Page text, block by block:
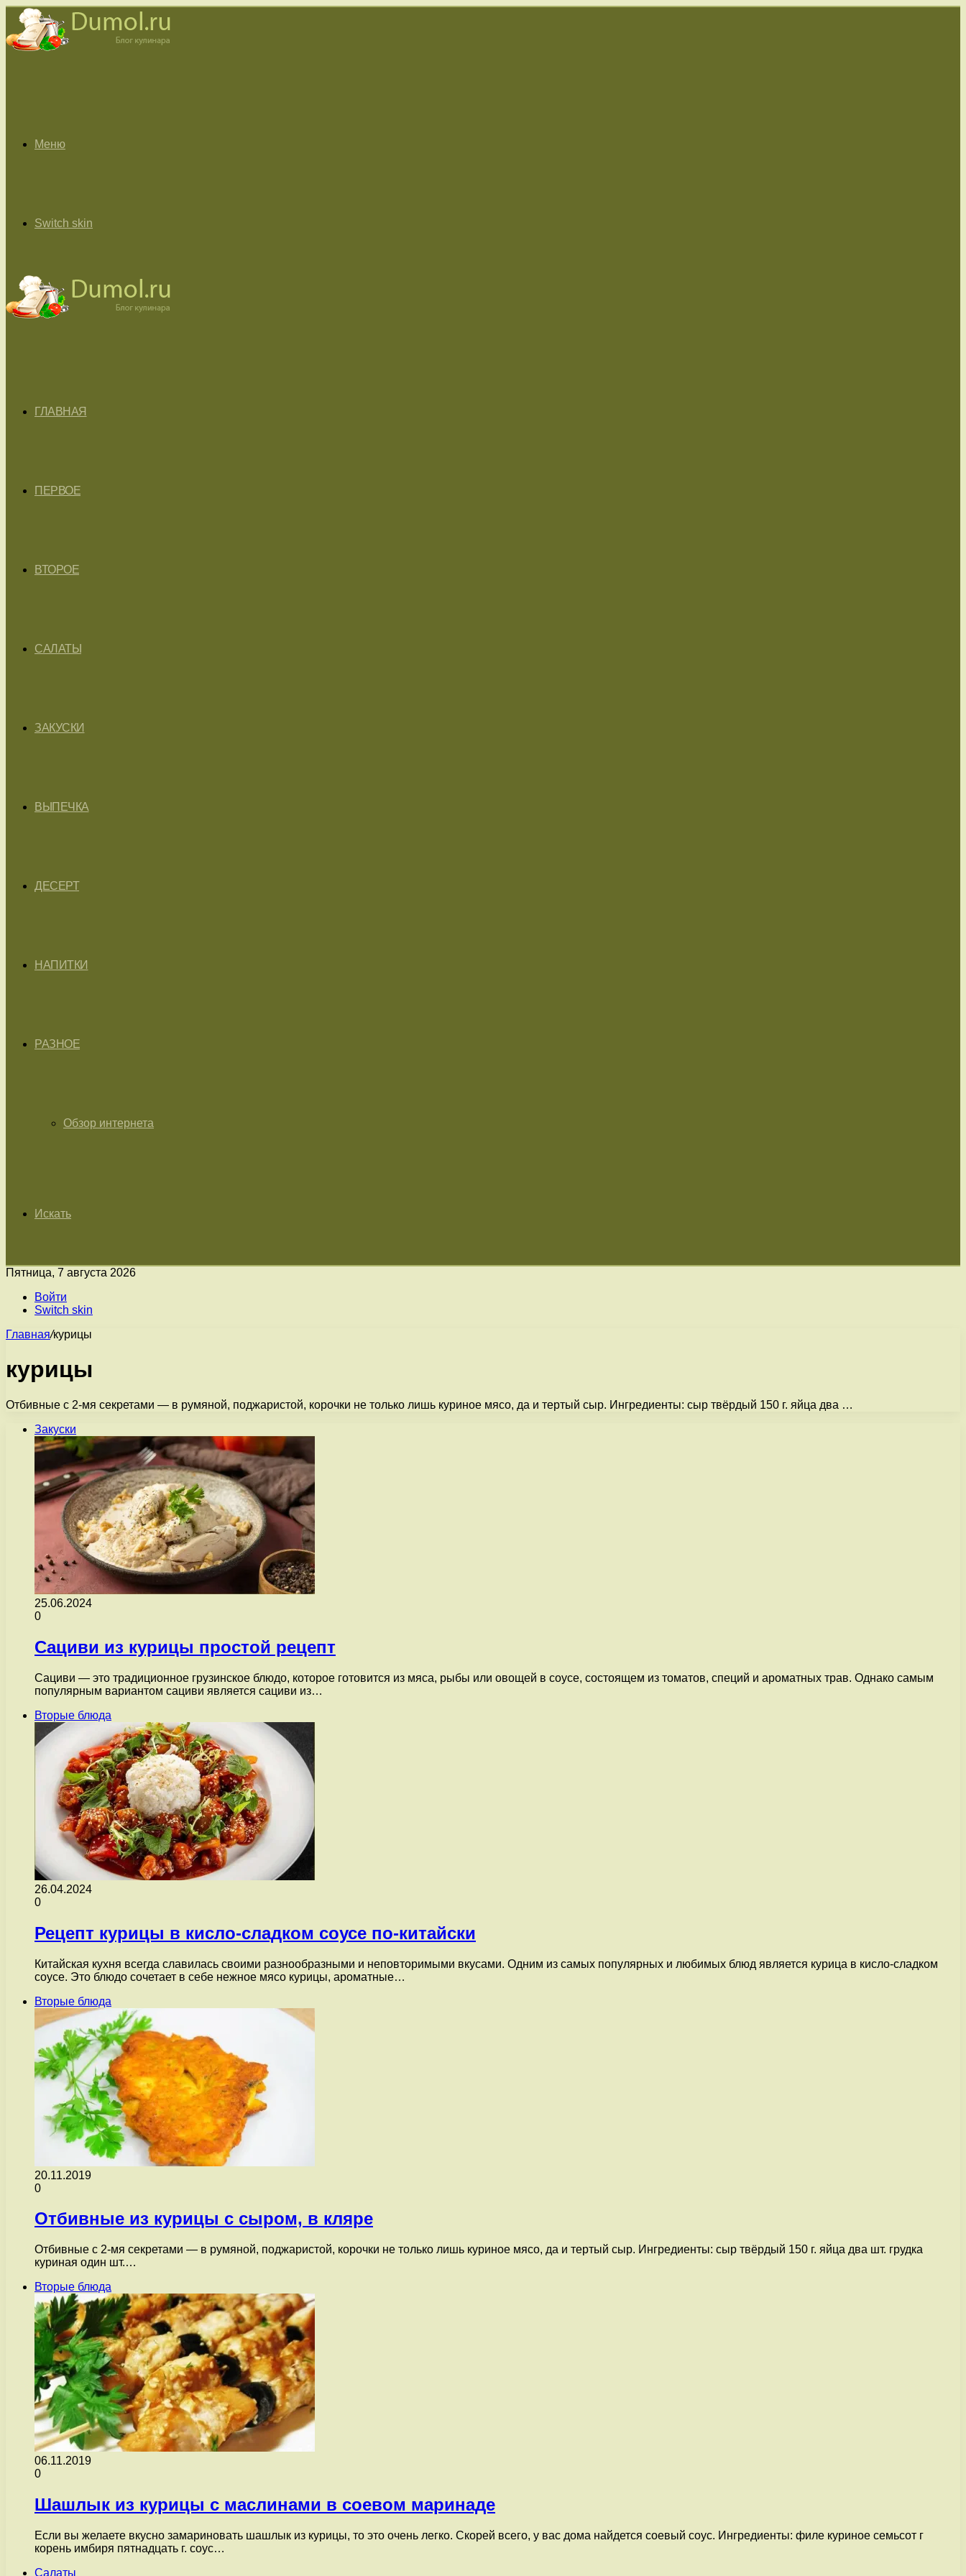
Меню
Switch skin
ГЛАВНАЯ
ПЕРВОЕ
ВТОРОЕ
САЛАТЫ
ЗАКУСКИ
ВЫПЕЧКА
ДЕСЕРТ
НАПИТКИ
РАЗНОЕ
Обзор интернета
Искать
Пятница, 7 августа 2026
Войти
Switch skin
Главная/курицы
курицы
Отбивные с 2-мя секретами — в румяной, поджаристой, корочки не только лишь куриное мясо, да и тертый сыр. Ингредиенты: сыр твёрдый 150 г. яйца два …
Закуски
25.06.2024
0
Сациви из курицы простой рецепт
Сациви — это традиционное грузинское блюдо, которое готовится из мяса, рыбы или овощей в соусе, состоящем из томатов, специй и ароматных трав. Однако самым
популярным вариантом сациви является сациви из…
Вторые блюда
26.04.2024
0
Рецепт курицы в кисло-сладком соусе по-китайски
Китайская кухня всегда славилась своими разнообразными и неповторимыми вкусами. Одним из самых популярных и любимых блюд является курица в кисло-сладком
соусе. Это блюдо сочетает в себе нежное мясо курицы, ароматные…
Вторые блюда
20.11.2019
0
Отбивные из курицы с сыром, в кляре
Отбивные с 2-мя секретами — в румяной, поджаристой, корочки не только лишь куриное мясо, да и тертый сыр. Ингредиенты: сыр твёрдый 150 г. яйца два шт. грудка
куриная один шт.…
Вторые блюда
06.11.2019
0
Шашлык из курицы с маслинами в соевом маринаде
Если вы желаете вкусно замариновать шашлык из курицы, то это очень легко. Скорей всего, у вас дома найдется соевый соус. Ингредиенты: филе куриное семьсот г
корень имбиря пятнадцать г. соус…
Салаты